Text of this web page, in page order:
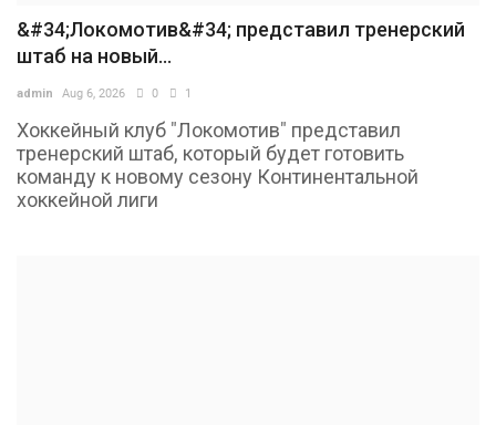
&#34;Локомотив&#34; представил тренерский
штаб на новый...
admin Aug 6, 2026 0 1
Хоккейный клуб "Локомотив" представил
тренерский штаб, который будет готовить
команду к новому сезону Континентальной
хоккейной лиги